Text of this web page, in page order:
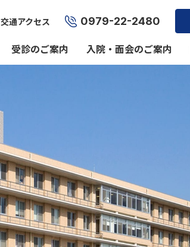
交通アクセス 0979-22-2480
受診のご案内 入院・面会のご案内